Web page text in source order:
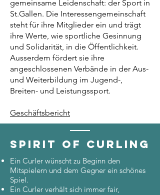
gemeinsame Leidenschaft: der Sport in
St.Gallen. Die Interessengemeinschaft
steht für ihre Mitglieder ein und trägt
ihre Werte, wie sportliche Gesinnung
und Solidarität, in die Öffentlichkeit.
Ausserdem fördert sie ihre
angeschlossenen Verbände in der Aus-
und Weiterbildung im Jugend-,
Breiten- und Leistungssport.
Geschäftsbericht
Spirit of curling
Ein Curler wünscht zu Beginn den
Mitspielern und dem Gegner ein schönes
Spiel.
Ein Curler verhält sich immer fair,